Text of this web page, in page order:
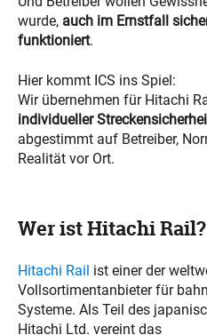
wurde, auch im Ernstfall
funktioniert.
Hier kommt ICS ins Spiel:
Wir übernehmen für Hitachi
individueller
abgestimmt auf Betreiber,
Realität vor Ort.
Wer ist Hitachi Rail?
Hitachi Rail ist einer der
Vollsortimentanbieter für
Systeme. Als Teil des
Hitachi Ltd. vereint das